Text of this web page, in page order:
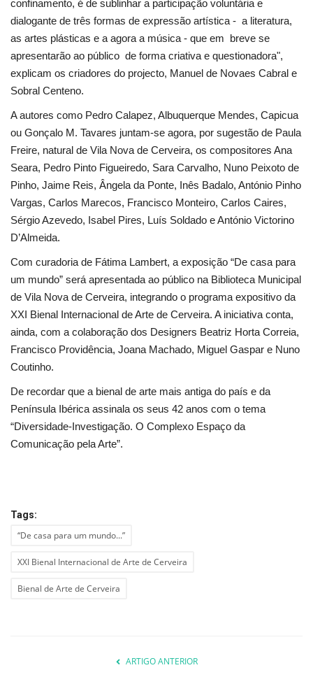
confinamento, é de sublinhar a participação voluntária e
dialogante de três formas de expressão artística - a literatura,
as artes plásticas e a agora a música - que em breve se
apresentarão ao público de forma criativa e questionadora",
explicam os criadores do projecto, Manuel de Novaes Cabral e
Sobral Centeno.
A autores como Pedro Calapez, Albuquerque Mendes, Capicua
ou Gonçalo M. Tavares juntam-se agora, por sugestão de Paula
Freire, natural de Vila Nova de Cerveira, os compositores Ana
Seara, Pedro Pinto Figueiredo, Sara Carvalho, Nuno Peixoto de
Pinho, Jaime Reis, Ângela da Ponte, Inês Badalo, António Pinho
Vargas, Carlos Marecos, Francisco Monteiro, Carlos Caires,
Sérgio Azevedo, Isabel Pires, Luís Soldado e António Victorino
D’Almeida.
Com curadoria de Fátima Lambert, a exposição “De casa para
um mundo” será apresentada ao público na Biblioteca Municipal
de Vila Nova de Cerveira, integrando o programa expositivo da
XXI Bienal Internacional de Arte de Cerveira. A iniciativa conta,
ainda, com a colaboração dos Designers Beatriz Horta Correia,
Francisco Providência, Joana Machado, Miguel Gaspar e Nuno
Coutinho.
De recordar que a bienal de arte mais antiga do país e da
Península Ibérica assinala os seus 42 anos com o tema
“Diversidade-Investigação. O Complexo Espaço da
Comunicação pela Arte”.
Tags:
“De casa para um mundo...”
XXI Bienal Internacional de Arte de Cerveira
Bienal de Arte de Cerveira
ARTIGO ANTERIOR